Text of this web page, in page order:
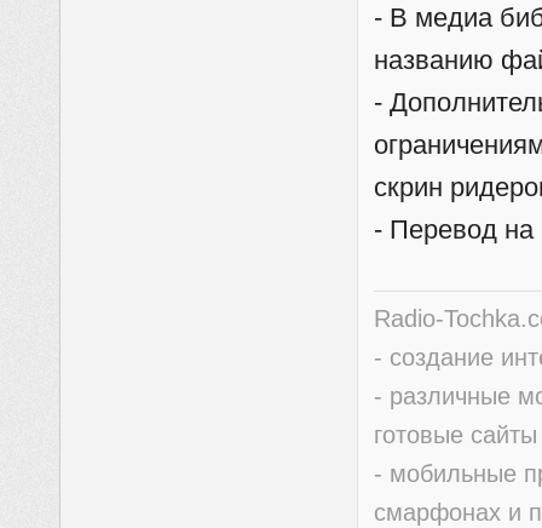
- В медиа
названию
-
скрин
- Перевод на
Radio-
- создание
- различные
готовые
- мобильные
смарфонах и